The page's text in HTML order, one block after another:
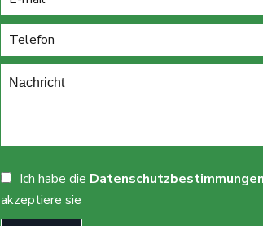
Ich habe die Datenschutzbestimmungen
akzeptiere sie